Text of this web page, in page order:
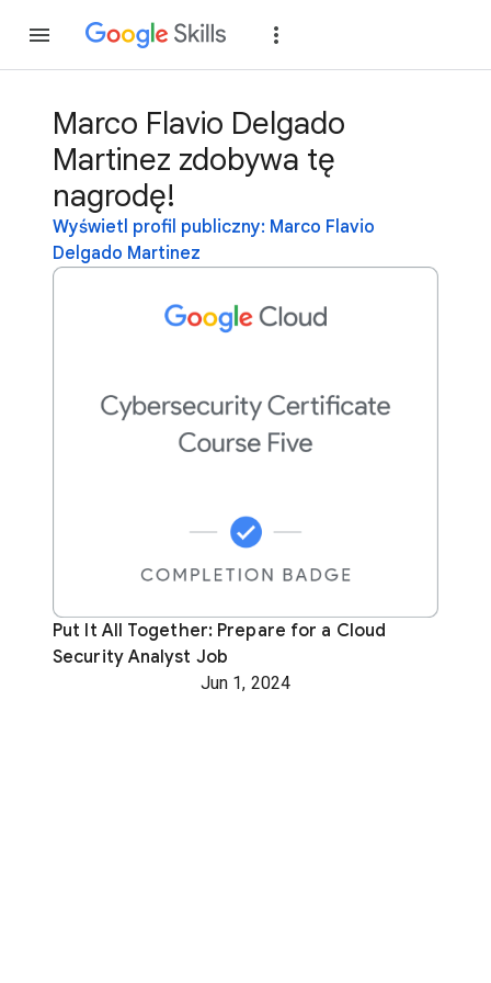
Marco Flavio Delgado
Martinez zdobywa tę
nagrodę!
Wyświetl profil publiczny: Marco Flavio
Delgado Martinez